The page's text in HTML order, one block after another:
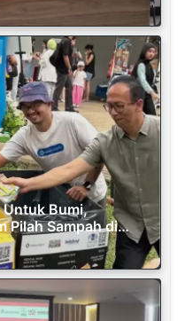
Untuk Bumi,
Pilah Sampah di